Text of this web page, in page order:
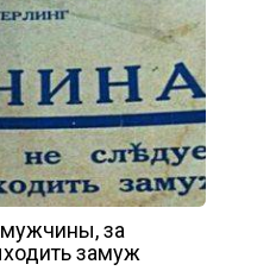
за
замуж